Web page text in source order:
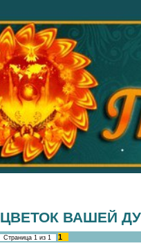
ЦВЕТОК ВАШЕЙ
Страница 1 из 1 1